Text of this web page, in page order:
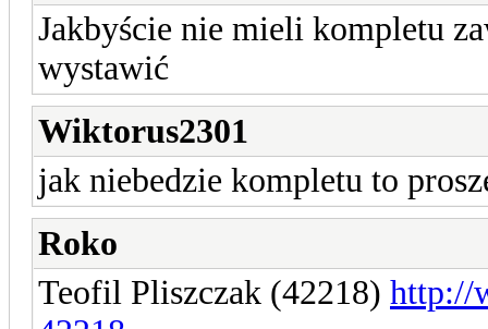
Jakbyście nie mieli kompletu
wystawić
Wiktorus2301
jak niebedzie kompletu to
Roko
Teofil Pliszczak (42218) http://